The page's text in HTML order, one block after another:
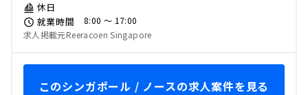
休日
就業時間
8:00 〜 17:00
求人掲載元Reeracoen Singapore
このシンガポール / ノースの求人案件を見る